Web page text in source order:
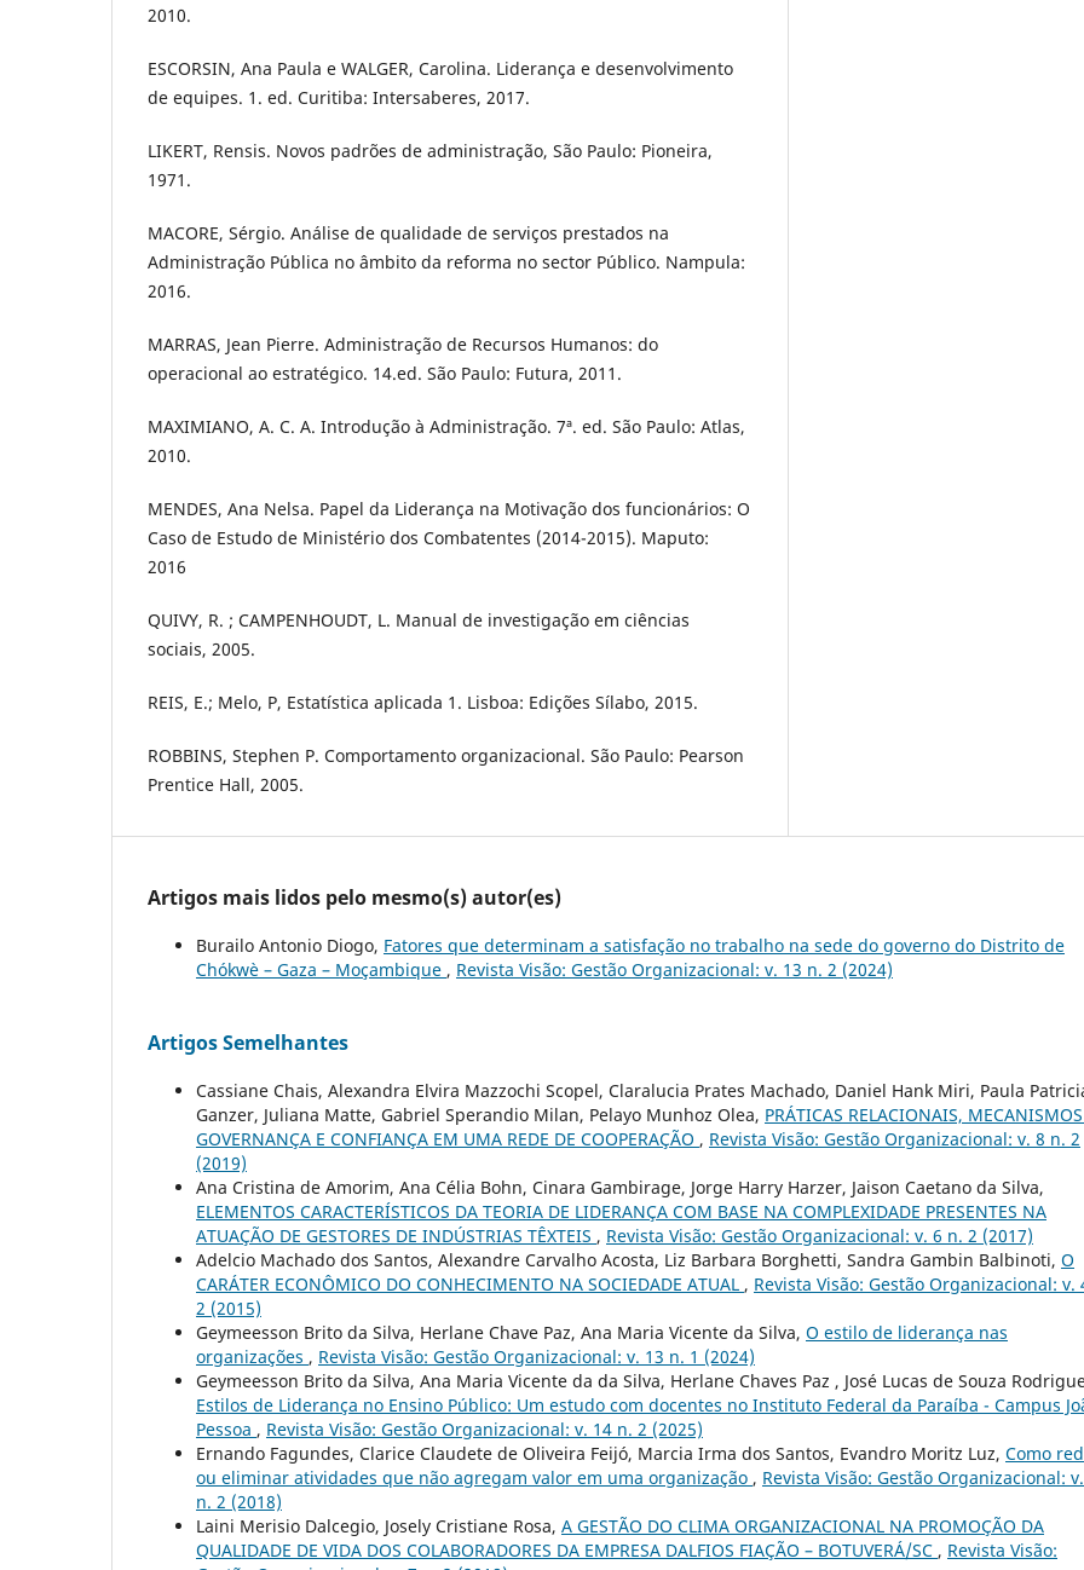
2010.
ESCORSIN, Ana Paula e WALGER, Carolina. Liderança e desenvolvimento
de equipes. 1. ed. Curitiba: Intersaberes, 2017.
LIKERT, Rensis. Novos padrões de administração, São Paulo: Pioneira,
1971.
MACORE, Sérgio. Análise de qualidade de serviços prestados na
Administração Pública no âmbito da reforma no sector Público. Nampula:
2016.
MARRAS, Jean Pierre. Administração de Recursos Humanos: do
operacional ao estratégico. 14.ed. São Paulo: Futura, 2011.
MAXIMIANO, A. C. A. Introdução à Administração. 7ª. ed. São Paulo: Atlas,
2010.
MENDES, Ana Nelsa. Papel da Liderança na Motivação dos funcionários: O
Caso de Estudo de Ministério dos Combatentes (2014-2015). Maputo:
2016
QUIVY, R. ; CAMPENHOUDT, L. Manual de investigação em ciências
sociais, 2005.
REIS, E.; Melo, P, Estatística aplicada 1. Lisboa: Edições Sílabo, 2015.
ROBBINS, Stephen P. Comportamento organizacional. São Paulo: Pearson
Prentice Hall, 2005.
Artigos mais lidos pelo mesmo(s) autor(es)
Burailo Antonio Diogo, Fatores que determinam a satisfação no trabalho na sede do governo do Distrito de
Chókwè – Gaza – Moçambique , Revista Visão: Gestão Organizacional: v. 13 n. 2 (2024)
Artigos Semelhantes
Cassiane Chais, Alexandra Elvira Mazzochi Scopel, Claralucia Prates Machado, Daniel Hank Miri, Paula
Ganzer, Juliana Matte, Gabriel Sperandio Milan, Pelayo Munhoz Olea, PRÁTICAS RELACIONAIS,
GOVERNANÇA E CONFIANÇA EM UMA REDE DE COOPERAÇÃO , Revista Visão: Gestão Organizacional: v. 8 n. 2
(2019)
Ana Cristina de Amorim, Ana Célia Bohn, Cinara Gambirage, Jorge Harry Harzer, Jaison Caetano da Silva,
ELEMENTOS CARACTERÍSTICOS DA TEORIA DE LIDERANÇA COM BASE NA COMPLEXIDADE PRESENTES NA
ATUAÇÃO DE GESTORES DE INDÚSTRIAS TÊXTEIS , Revista Visão: Gestão Organizacional: v. 6 n. 2 (2017)
Adelcio Machado dos Santos, Alexandre Carvalho Acosta, Liz Barbara Borghetti, Sandra Gambin Balbinoti, O
CARÁTER ECONÔMICO DO CONHECIMENTO NA SOCIEDADE ATUAL , Revista Visão: Gestão Organizacional: v.
2 (2015)
Geymeesson Brito da Silva, Herlane Chave Paz, Ana Maria Vicente da Silva, O estilo de liderança nas
organizações , Revista Visão: Gestão Organizacional: v. 13 n. 1 (2024)
Geymeesson Brito da Silva, Ana Maria Vicente da da Silva, Herlane Chaves Paz , José Lucas de Souza
Estilos de Liderança no Ensino Público: Um estudo com docentes no Instituto Federal da Paraíba - Campus
Pessoa , Revista Visão: Gestão Organizacional: v. 14 n. 2 (2025)
Ernando Fagundes, Clarice Claudete de Oliveira Feijó, Marcia Irma dos Santos, Evandro Moritz Luz, Como
ou eliminar atividades que não agregam valor em uma organização , Revista Visão: Gestão Organizacional:
n. 2 (2018)
Laini Merisio Dalcegio, Josely Cristiane Rosa, A GESTÃO DO CLIMA ORGANIZACIONAL NA PROMOÇÃO DA
QUALIDADE DE VIDA DOS COLABORADORES DA EMPRESA DALFIOS FIAÇÃO – BOTUVERÁ/SC , Revista Visão: